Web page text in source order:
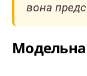
вона
Модельна